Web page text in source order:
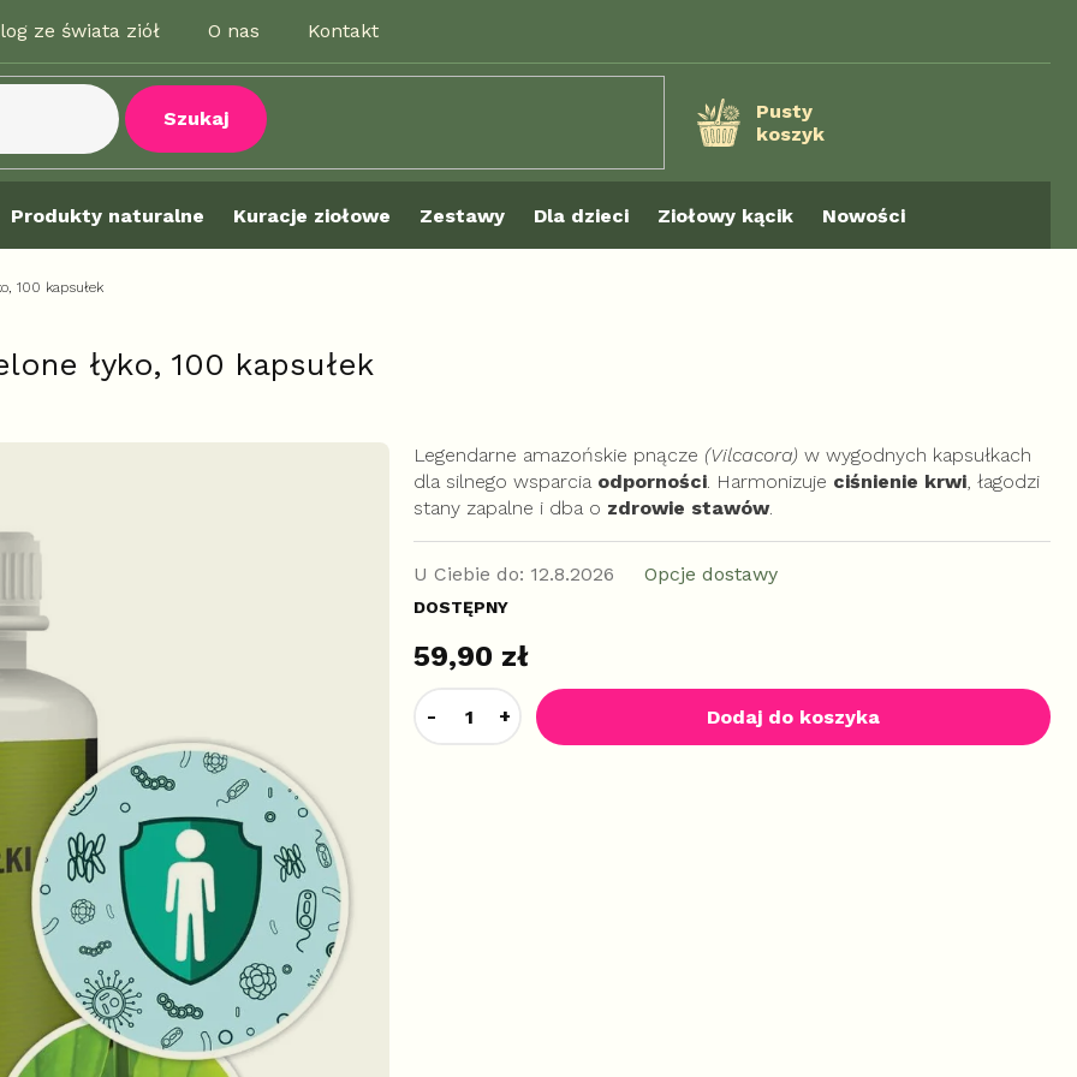
ze świata ziół O nas Kontakt
Szukaj
KOSZYK
Pusty
koszyk
Produkty naturalne Kuracje ziołowe Zestawy Dla dzieci Ziołowy kącik Nowości
100 kapsułek
łyko, 100 kapsułek
59,90 zł
DOSTĘPNY
U Ciebie do: 12.8.2026 Opcje dostawy
Dodaj do koszyka
Legendarne amazońskie pnącze (Vilcacora) w wygodnych kapsułkach
dla silnego wsparcia odporności. Harmonizuje ciśnienie krwi, łagodzi
stany zapalne i dba o zdrowie stawów.